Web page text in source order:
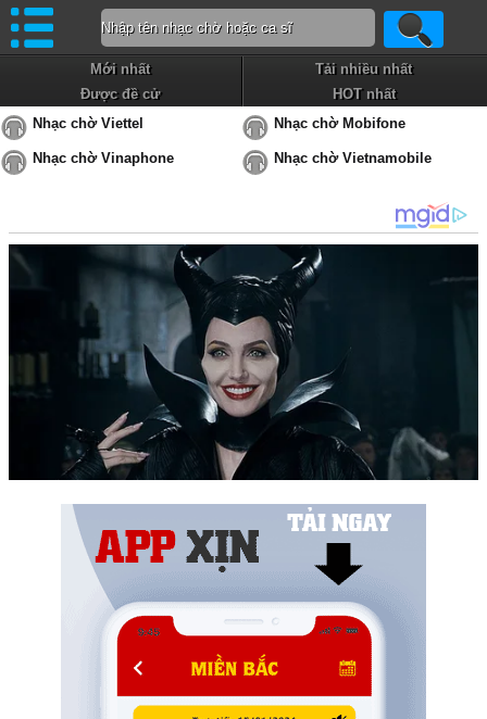
Mới nhất
Tải nhiều nhất
Được đề cử
HOT nhất
Nhạc chờ Viettel
Nhạc chờ Mobifone
Nhạc chờ Vinaphone Nhạc chờ Vietnamobile